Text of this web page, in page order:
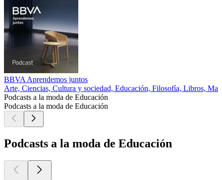
BBVA Aprendemos juntos
Arte, Ciencias, Cultura y sociedad, Educación, Filosofía, Libros,
Podcasts a la moda de Educación
Podcasts a la moda de Educación
Podcasts a la moda de Educación